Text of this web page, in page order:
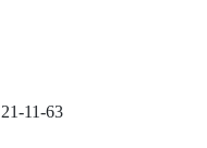
11-63